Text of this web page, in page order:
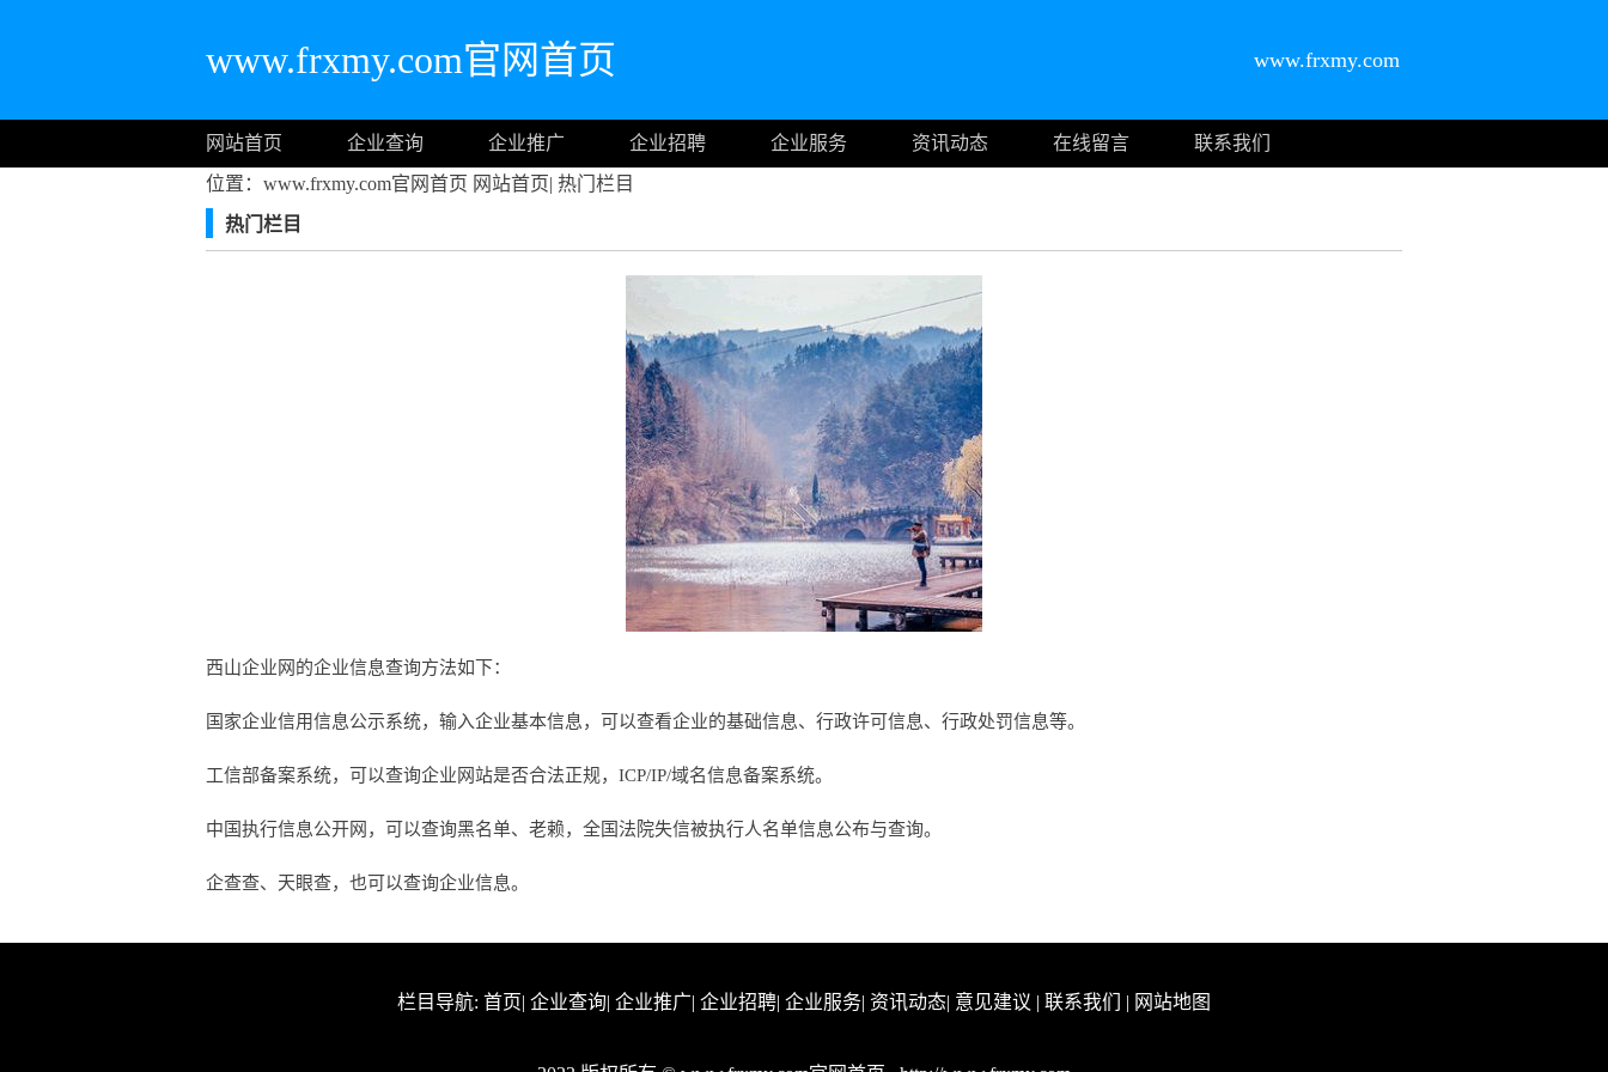
www.frxmy.com官网首页 www.frxmy.com
网站首页 企业查询 企业推广 企业招聘 企业服务 资讯动态 在线留言
联系我们
位置：www.frxmy.com官网首页 网站首页| 热门栏目
热门栏目
西山企业网的企业信息查询方法如下：
国家企业信用信息公示系统，输入企业基本信息，可以查看企业的基础信息、行政许可信息、行政处罚信息等。
工信部备案系统，可以查询企业网站是否合法正规，ICP/IP/域名信息备案系统。
中国执行信息公开网，可以查询黑名单、老赖，全国法院失信被执行人名单信息公布与查询。
企查查、天眼查，也可以查询企业信息。
栏目导航: 首页| 企业查询| 企业推广| 企业招聘| 企业服务| 资讯动态| 意见建议 | 联系我们 | 网站地图